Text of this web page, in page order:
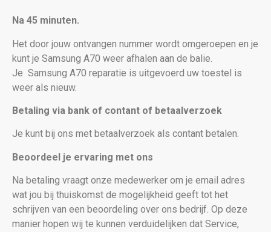
Na 45 minuten.
Het door jouw ontvangen nummer wordt omgeroepen en je
kunt je Samsung A70 weer afhalen aan de balie.
Je Samsung A70 reparatie is uitgevoerd uw toestel is
weer als nieuw.
Betaling via bank of contant of betaalverzoek
Je kunt bij ons met betaalverzoek als contant betalen.
Beoordeel je ervaring met ons
Na betaling vraagt onze medewerker om je email adres
wat jou bij thuiskomst de mogelijkheid geeft tot het
schrijven van een beoordeling over ons bedrijf. Op deze
manier hopen wij te kunnen verduidelijken dat Service,